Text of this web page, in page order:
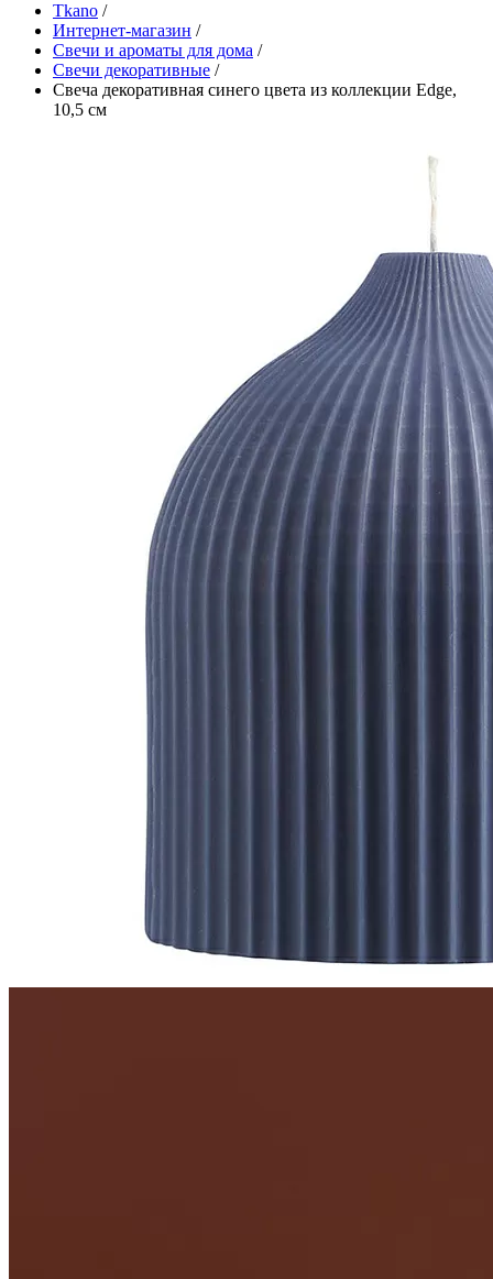
Tkano /
Интернет-магазин /
Свечи и ароматы для дома /
Свечи декоративные /
Свеча декоративная синего цвета из коллекции Edge,
10,5 см